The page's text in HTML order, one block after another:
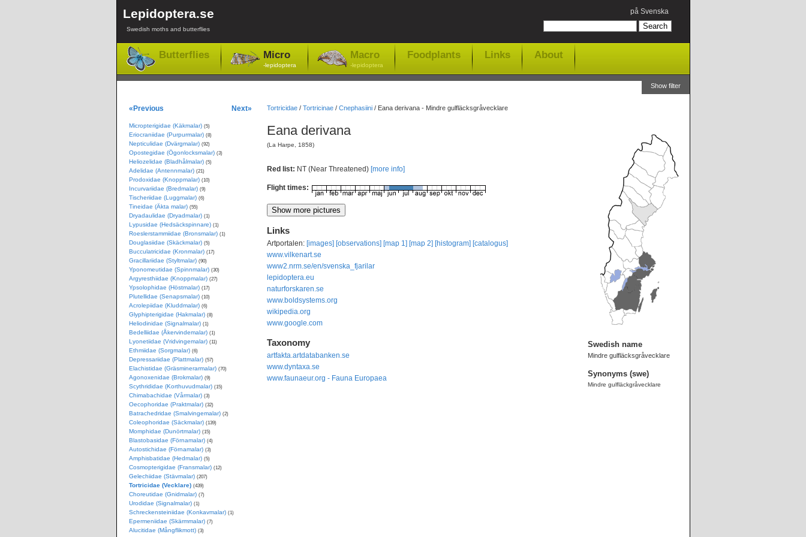
Lepidoptera.se
Swedish moths and butterflies
på Svenska
Butterflies Micro
-lepidoptera
Macro
-lepidoptera
Foodplants Links About
Show filter
Tortricidae/ Tortricinae/ Cnephasiini/ Eana derivana - Mindre gulfläcksgråvecklare
Eana derivana
(La Harpe, 1858)
Red list: NT (Near Threatened) [more info]
Flight times:
Links
Artportalen: [images] [observations] [map 1] [map 2] [histogram] [catalogus]
www.vilkenart.se
www2.nrm.se/en/svenska_fjarilar
lepidoptera.eu
naturforskaren.se
www.boldsystems.org
wikipedia.org
www.google.com
Taxonomy
artfakta.artdatabanken.se
www.dyntaxa.se
www.faunaeur.org - Fauna Europaea
Swedish name
Mindre gulfläcksgråvecklare
Synonyms (swe)
Mindre gulfläckgråvecklare
«Previous Next»
Micropterigidae (Käkmalar) (5)
Eriocraniidae (Purpurmalar) (8)
Nepticulidae (Dvärgmalar) (92)
Opostegidae (Ögonlocksmalar) (3)
Heliozelidae (Bladhålmalar) (5)
Adelidae (Antennmalar) (21)
Prodoxidae (Knoppmalar) (10)
Incurvariidae (Bredmalar) (9)
Tischeriidae (Luggmalar) (6)
Tineidae (Äkta malar) (55)
Dryadaulidae (Dryadmalar) (1)
Lypusidae (Hedsäckspinnare) (1)
Roeslerstammiidae (Bronsmalar) (1)
Douglasiidae (Skäckmalar) (5)
Bucculatricidae (Kronmalar) (17)
Gracillariidae (Styltmalar) (90)
Yponomeutidae (Spinnmalar) (30)
Argyresthiidae (Knoppmalar) (27)
Ypsolophidae (Höstmalar) (17)
Plutellidae (Senapsmalar) (10)
Acrolepiidae (Kluddmalar) (6)
Glyphipterigidae (Hakmalar) (8)
Heliodinidae (Signalmalar) (1)
Bedelliidae (Åkervindemalar) (1)
Lyonetiidae (Vridvingemalar) (11)
Ethmiidae (Sorgmalar) (6)
Depressariidae (Plattmalar) (57)
Elachistidae (Gräsminerarmalar) (70)
Agonoxenidae (Brokmalar) (9)
Scythrididae (Korthuvudmalar) (15)
Chimabachidae (Vårmalar) (3)
Oecophoridae (Praktmalar) (32)
Batrachedridae (Smalvingemalar) (2)
Coleophoridae (Säckmalar) (139)
Momphidae (Dunörtmalar) (15)
Blastobasidae (Förnamalar) (4)
Autostichidae (Förnamalar) (3)
Amphisbatidae (Hedmalar) (5)
Cosmopterigidae (Fransmalar) (12)
Gelechiidae (Stävmalar) (207)
Tortricidae (Vecklare) (439)
Choreutidae (Gnidmalar) (7)
Urodidae (Signalmalar) (1)
Schreckensteiniidae (Konkavmalar) (1)
Epermeniidae (Skärmmalar) (7)
Alucitidae (Mångflikmott) (3)